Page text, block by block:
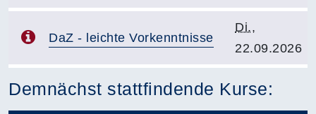
Kurstitel:
DaZ - leichte Vorkenntnisse
Kursbeginn:
Di.,
22.09.2026
Demnächst stattfindende Kurse: